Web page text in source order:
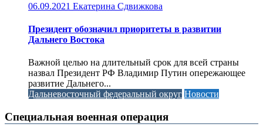
06.09.2021 Екатерина Сдвижкова
Президент обозначил приоритеты в развитии
Дальнего Востока
Важной целью на длительный срок для всей страны
назвал Президент РФ Владимир Путин опережающее
развитие Дальнего...
Дальневосточный федеральный округ Новости
Специальная военная операция